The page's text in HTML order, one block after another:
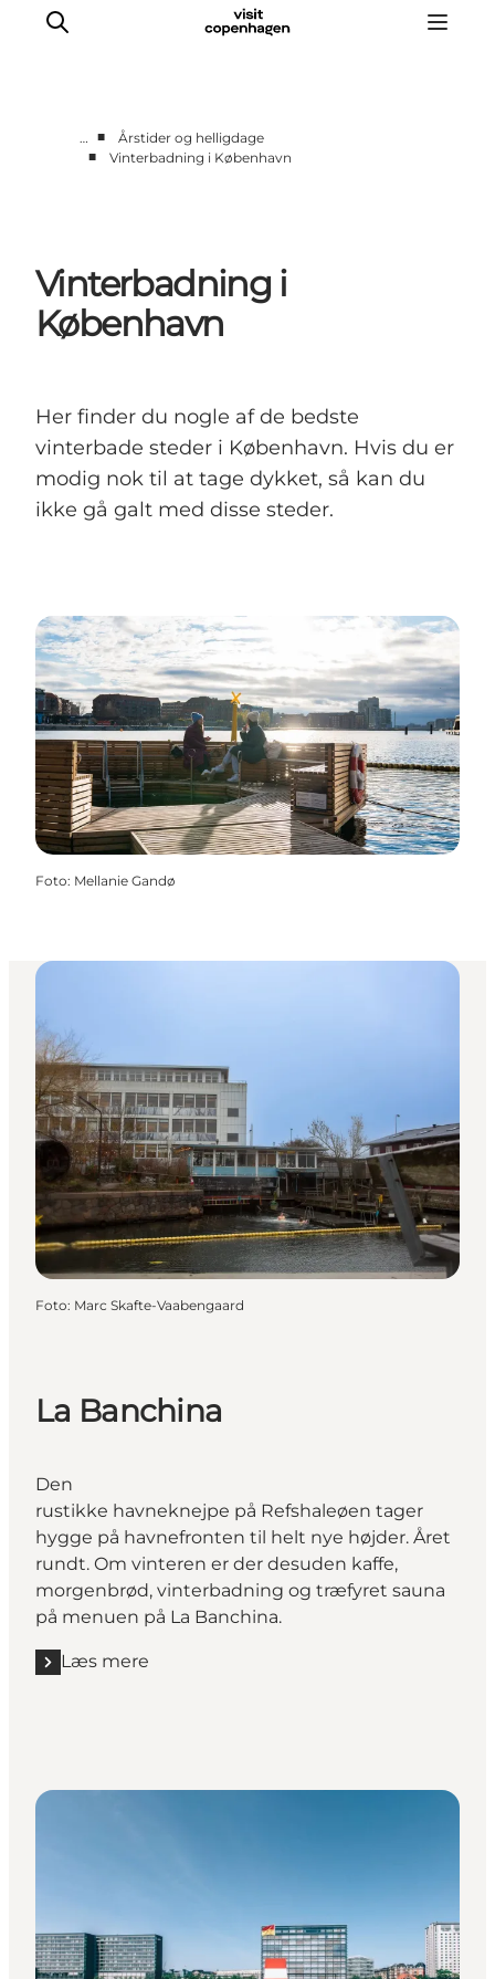
Områder
Planlæg din tur
CopenPay
… ■
Årstider og helligdage
■
Vinterbadning i København
Vinterbadning i
København
Her finder du nogle af de bedste
vinterbade steder i København. Hvis du er
modig nok til at tage dykket, så kan du
ikke gå galt med disse steder.
Foto: Mellanie Gandø
Foto: Marc Skafte-Vaabengaard
La Banchina
Den
rustikke havneknejpe på Refshaleøen tager
hygge på havnefronten til helt nye højder. Året
rundt. Om vinteren er der desuden kaffe,
morgenbrød, vinterbadning og træfyret sauna
på menuen på La Banchina.
Læs mere
Læs mere "La Banchina"